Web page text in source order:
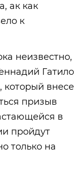
ак как
к
неизвестно,
который
призыв
в
пройдут
только на